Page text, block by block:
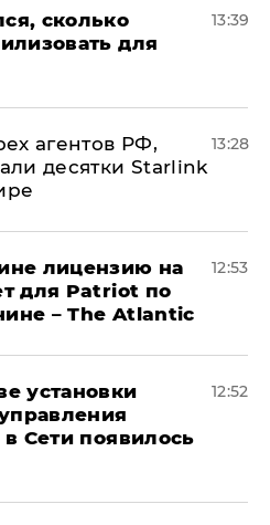
сколько
для
13:39
агентов РФ,
десятки Starlink
13:28
лицензию на
для Patriot по
– The Atlantic
12:53
установки
Сети появилось
12:52